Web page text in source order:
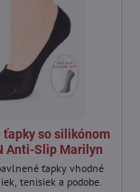
ťapky so silikónom
Anti-Slip Marilyn
ťapky vhodné
tenisiek a podobe.